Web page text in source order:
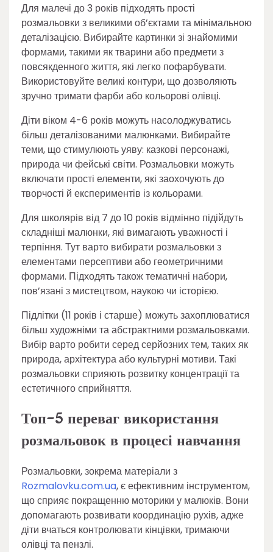
Для малечі до 3 років підходять прості
розмальовки з великими об’єктами та мінімальною
деталізацією. Вибирайте картинки зі знайомими
формами, такими як тварини або предмети з
повсякденного життя, які легко пофарбувати.
Використовуйте великі контури, що дозволяють
зручно тримати фарби або кольорові олівці.
Діти віком 4-6 років можуть насолоджуватись
більш деталізованими малюнками. Вибирайте
теми, що стимулюють уяву: казкові персонажі,
природа чи фейські світи. Розмальовки можуть
включати прості елементи, які заохочують до
творчості й експериментів із кольорами.
Для школярів від 7 до 10 років відмінно підійдуть
складніші малюнки, які вимагають уважності і
терпіння. Тут варто вибирати розмальовки з
елементами персептиви або геометричними
формами. Підходять також тематичні набори,
пов’язані з мистецтвом, наукою чи історією.
Підлітки (11 років і старше) можуть захоплюватися
більш художніми та абстрактними розмальовками.
Вибір варто робити серед серйозних тем, таких як
природа, архітектура або культурні мотиви. Такі
розмальовки сприяють розвитку концентрації та
естетичного сприйняття.
Топ-5 переваг використання
розмальовок в процесі навчання
Розмальовки, зокрема матеріали з
Rozmalovku.com.ua, є ефективним інструментом,
що сприяє покращенню моторики у малюків. Вони
допомагають розвивати координацію рухів, адже
діти вчаться контролювати кінцівки, тримаючи
олівці та пензлі.